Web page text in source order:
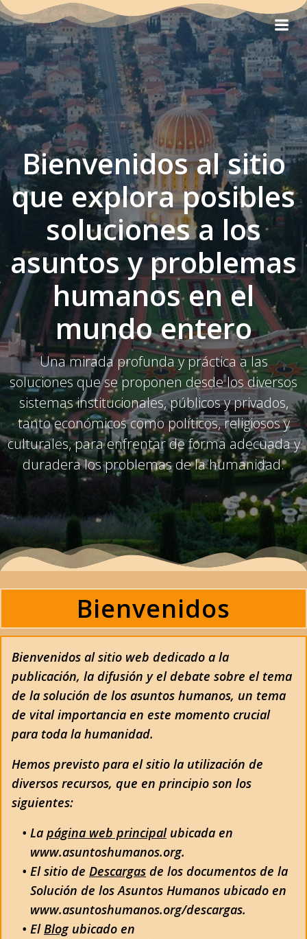
Saltar
al
contenido
Bienvenidos al sitio
que explora posibles
soluciones a los
asuntos y problemas
humanos en el
mundo entero
Una mirada profunda y práctica a las
soluciones que se proponen desde los diversos
sistemas institucionales, públicos y privados,
tanto económicos como políticos, religiosos y
culturales, para enfrentar de forma adecuada y
duradera los problemas de la humanidad.
Bienvenidos
Bienvenidos al sitio web dedicado a la
publicación, la difusión y el debate sobre el tema
de la solución de los asuntos humanos, un tema
de vital importancia en este momento crucial
para toda la humanidad.
Hemos previsto para el sitio la utilización de
diversos recursos, que en principio son los
siguientes:
La página web principalubicada en
www.asuntoshumanos.org.
El sitio de Descargasde los documentos de la
Solución de los Asuntos Humanos ubicado en
www.asuntoshumanos.org/descargas.
ElBlogubicado en